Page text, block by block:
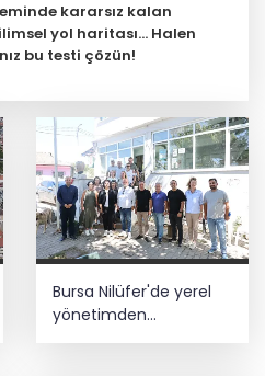
kararsız kalan
yol haritası... Halen
bu testi çözün!
sisteminde yeni dönem
yeni dönem! Akademik
hapis, öğrencilere dönüş
Bursa Nilüfer'de yerel
yönetimden